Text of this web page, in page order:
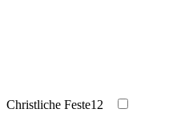
Christliche Feste12